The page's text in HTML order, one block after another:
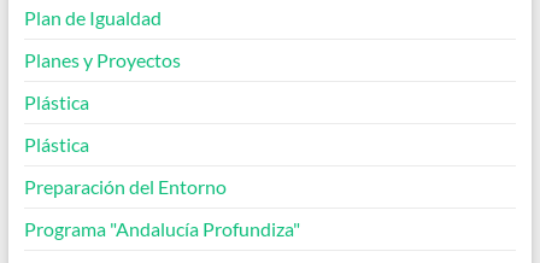
Plan de Igualdad
Planes y Proyectos
Plástica
Plástica
Preparación del Entorno
Programa "Andalucía Profundiza"